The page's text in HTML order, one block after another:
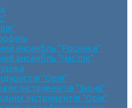
ансамбль “Росинка”
ансамбль “Час пік”
“Орія”
інструментів “Зміна”
інструментів “Орія”